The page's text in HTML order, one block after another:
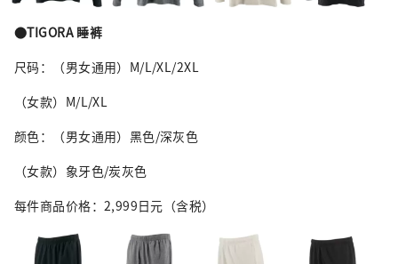
●TIGORA 睡裤
尺码：（男女通用）M/L/XL/2XL
（女款）M/L/XL
颜色：（男女通用）黑色/深灰色
（女款）象牙色/炭灰色
每件商品价格：2,999日元（含税）